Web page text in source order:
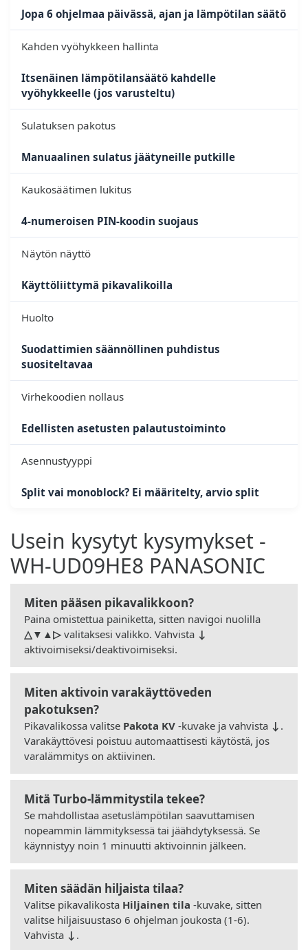
Jopa 6 ohjelmaa päivässä, ajan ja lämpötilan säätö
Kahden vyöhykkeen hallinta
Itsenäinen lämpötilansäätö kahdelle
vyöhykkeelle (jos varusteltu)
Sulatuksen pakotus
Manuaalinen sulatus jäätyneille putkille
Kaukosäätimen lukitus
4-numeroisen PIN-koodin suojaus
Näytön näyttö
Käyttöliittymä pikavalikoilla
Huolto
Suodattimien säännöllinen puhdistus
suositeltavaa
Virhekoodien nollaus
Edellisten asetusten palautustoiminto
Asennustyyppi
Split vai monoblock? Ei määritelty, arvio split
Usein kysytyt kysymykset -
WH-UD09HE8 PANASONIC
Miten pääsen pikavalikkoon?
Paina omistettua painiketta, sitten navigoi nuolilla
△▼▲▷ valitaksesi valikko. Vahvista ↓
aktivoimiseksi/deaktivoimiseksi.
Miten aktivoin varakäyttöveden
pakotuksen?
Pikavalikossa valitse Pakota KV -kuvake ja vahvista ↓ .
Varakäyttövesi poistuu automaattisesti käytöstä, jos
varalämmitys on aktiivinen.
Mitä Turbo-lämmitystila tekee?
Se mahdollistaa asetuslämpötilan saavuttamisen
nopeammin lämmityksessä tai jäähdytyksessä. Se
käynnistyy noin 1 minuutti aktivoinnin jälkeen.
Miten säädän hiljaista tilaa?
Valitse pikavalikosta Hiljainen tila -kuvake, sitten
valitse hiljaisuustaso 6 ohjelman joukosta (1-6).
Vahvista ↓ .